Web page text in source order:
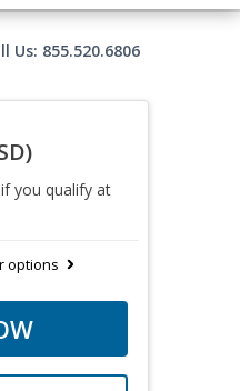
Us: 855.520.6806
if you qualify at
options